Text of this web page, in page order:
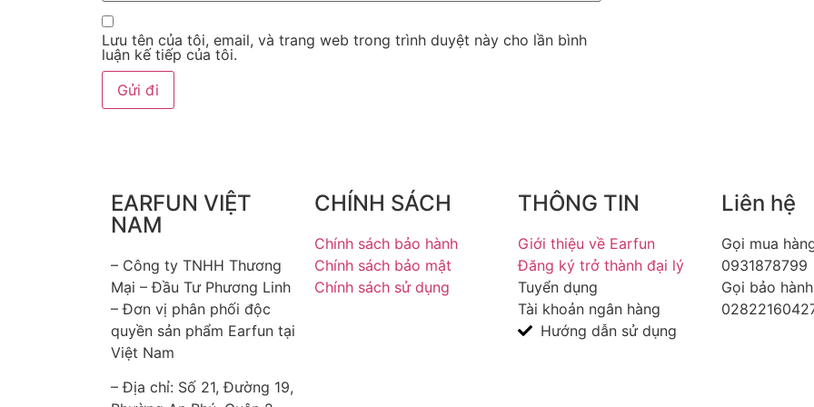
Life?
Với sự kết hợp hoàn hảo giữa giá thành hợp lý và công nghệ vượt trội,
Earfun Air Life là sản phẩm phù hợp cho mọi đối tượng, từ người yêu
tưởng trong mọi hoạt động hàng ngày!
Lưu tên của tôi, email, và trang web trong trình duyệt này cho lần bình
luận kế tiếp của tôi.
EARFUN VIỆT
NAM
– Công ty TNHH Thương
Mại – Đầu Tư Phương Linh
– Đơn vị phân phối độc
quyền sản phẩm Earfun tại
Việt Nam
– Địa chỉ: Số 21, Đường 19,
CHÍNH SÁCH
Chính sách bảo hành
Chính sách bảo mật
Chính sách sử dụng
THÔNG TIN
Giới thiệu về Earfun
Đăng ký trở thành đại lý
Tuyển dụng
Tài khoản ngân hàng
Hướng dẫn sử dụng
Liên hệ
Gọi mua
0931878799​
Gọi bảo